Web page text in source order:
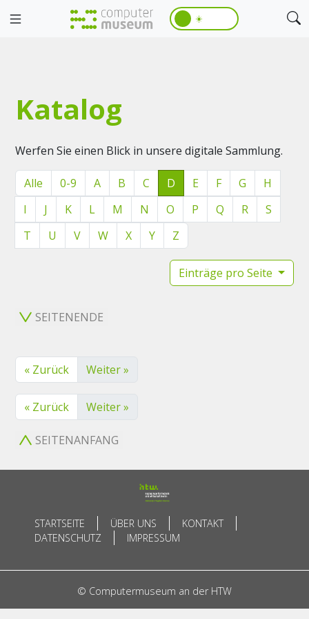
☀️
Katalog
Werfen Sie einen Blick in unsere digitale Sammlung.
Alle 0-9 A B C D E F G
H
I
J K L M N O P Q R
S
T
U V W X Y Z
Einträge pro Seite
SEITENENDE
« Zurück Weiter »
« Zurück Weiter »
SEITENANFANG
STARTSEITE ÜBER UNS
KONTAKT
DATENSCHUTZ
IMPRESSUM
© Computermuseum an der HTW